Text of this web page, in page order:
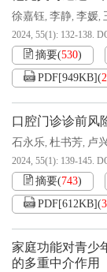
徐嘉钰, 李静, 李媛,
2024, 55(1): 132-138.
摘要(530)
PDF[949KB](
口腔门诊诊前风
石永乐, 杜书芳, 卢
2024, 55(1): 139-145.
摘要(743)
PDF[612KB](
家庭功能对青少
的多重中介作用